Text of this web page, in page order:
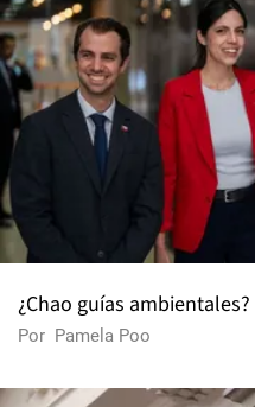
¿Chao guías
Por Pamela Poo